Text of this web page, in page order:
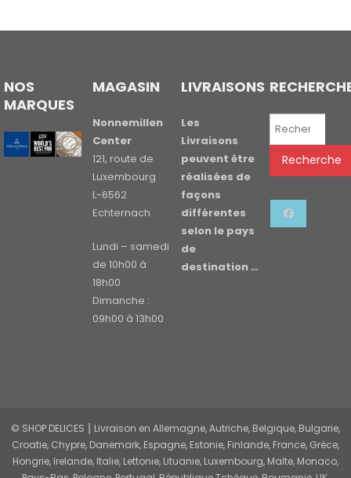
NOS
MARQUES
MAGASIN
Nonnemillen
Center
121, route de
Luxembourg
L-6562
Echternach
Lundi – samedi
de 10h00 à
18h00
Dimanche :
09h00 à 13h00
LIVRAISONS
Les
Livraisons
peuvent être
réalisées de
façons
différentes
selon le pays
de
destination …
Recherche
© SHOP DELICES ⎮ Livraison en Allemagne, Autriche, Belgique, Bulgarie,
Croatie, Chypre, Danemark, Espagne, Estonie, Finlande, France, Grèce,
Hongrie, Irelande, Italie, Lettonie, Lituanie, Luxembourg, Malte, Monaco,